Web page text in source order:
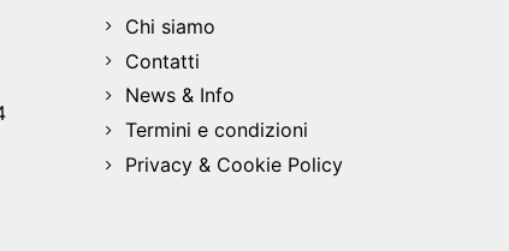
Chi siamo
Contatti
News & Info
Termini e condizioni
Privacy & Cookie Policy